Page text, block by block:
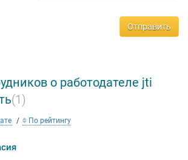
Отправить
о работодателе jti
(1)
По рейтингу